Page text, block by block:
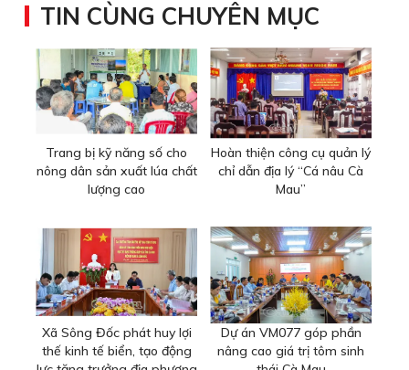
TIN CÙNG CHUYÊN MỤC
Trang bị kỹ năng số cho
nông dân sản xuất lúa chất
lượng cao
Hoàn thiện công cụ quản lý
chỉ dẫn địa lý “Cá nâu Cà
Mau”
Xã Sông Đốc phát huy lợi
thế kinh tế biển, tạo động
Dự án VM077 góp phần
nâng cao giá trị tôm sinh